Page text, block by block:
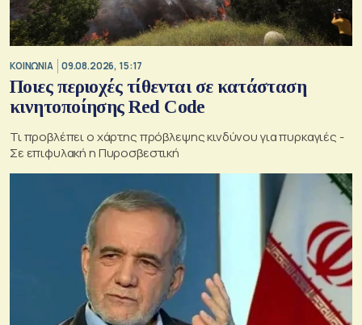
ΚΟΙΝΩΝΙΑ 09.08.2026, 15:17
Ποιες περιοχές τίθενται σε κατάσταση
κινητοποίησης Red Code
Τι προβλέπει ο χάρτης πρόβλεψης κινδύνου για πυρκαγιές -
Σε επιφυλακή η Πυροσβεστική